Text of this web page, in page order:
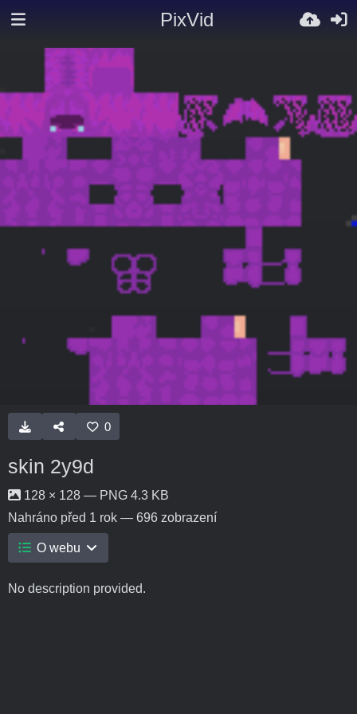
PixVid
0
skin 2y9d
128 × 128 — PNG 4.3 KB
Nahráno před 1 rok — 696 zobrazení
O webu
No description provided.